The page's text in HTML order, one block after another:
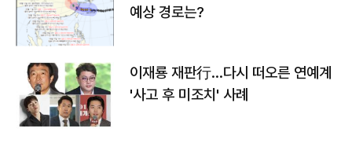
예상 경로는?
이재룡 재판行…다시 떠오른 연예계
'사고 후 미조치' 사례